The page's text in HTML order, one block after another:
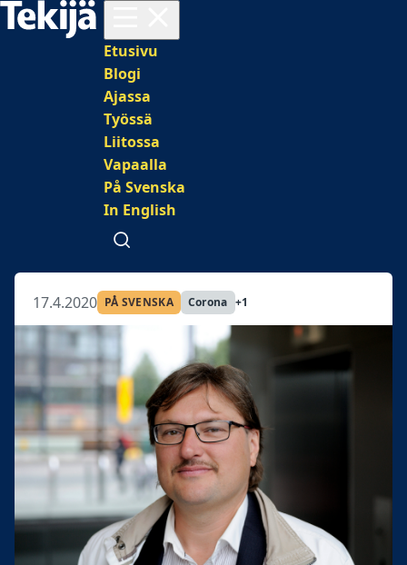
Päävalikko
Etusivu
Blogi
Ajassa
Työssä
Liitossa
Vapaalla
På Svenska
In English
Avaa haku
17.4.2020 PÅ SVENSKA Corona +1